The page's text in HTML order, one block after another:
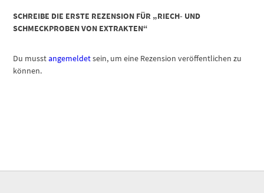
SCHREIBE DIE ERSTE REZENSION FÜR „RIECH- UND
SCHMECKPROBEN VON EXTRAKTEN“
Du musstangemeldetsein, um eine Rezension veröffentlichen zu
können.